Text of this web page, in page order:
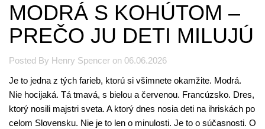
MODRÁ S KOHÚTOM –
PREČO JU DETI MILUJÚ
Posted By Henry Spencer on 06.06.2026
Je to jedna z tých farieb, ktorú si všimnete okamžite. Modrá.
Nie hocijaká. Tá tmavá, s bielou a červenou. Francúzsko. Dres,
ktorý nosili majstri sveta. A ktorý dnes nosia deti na ihriskách po
celom Slovensku. Nie je to len o minulosti. Je to o súčasnosti. O